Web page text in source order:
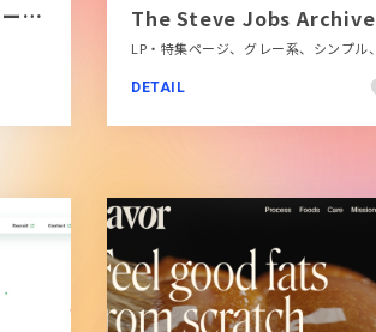
[PR]クリエイター向けポートフォリオツール｜BRIK PORTFOLIO The Steve Jobs Archive
DETAIL